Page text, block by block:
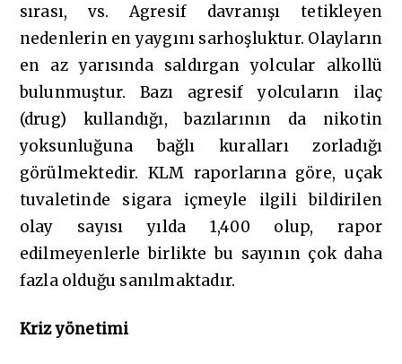
sırası, vs. Agresif davranışı tetikleyen
nedenlerin en yaygını sarhoşluktur. Olayların
en az yarısında saldırgan yolcular alkollü
bulunmuştur. Bazı agresif yolcuların ilaç
(drug) kullandığı, bazılarının da nikotin
yoksunluğuna bağlı kuralları zorladığı
görülmektedir. KLM raporlarına göre, uçak
tuvaletinde sigara içmeyle ilgili bildirilen
olay sayısı yılda 1,400 olup, rapor
edilmeyenlerle birlikte bu sayının çok daha
fazla olduğu sanılmaktadır.
Kriz yönetimi